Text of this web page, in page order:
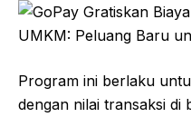
Program ini berlaku
dengan nilai transaksi di